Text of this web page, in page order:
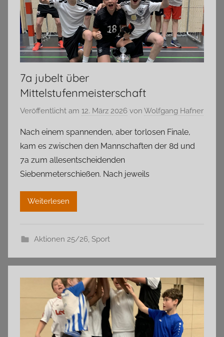
7a jubelt über
Mittelstufenmeisterschaft
Veröffentlicht am 12. März 2026 von Wolfgang Hafner
Nach einem spannenden, aber torlosen Finale,
kam es zwischen den Mannschaften der 8d und
7a zum allesentscheidenden
Siebenmeterschießen. Nach jeweils
Weiterlesen
Aktionen 25/26, Sport